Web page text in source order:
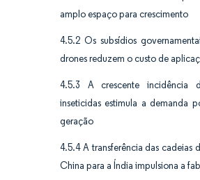
amplo espaço para crescimento
4.5.2 Os subsídios
drones reduzem o custo de
4.5.3 A crescente incidência
inseticidas estimula a demanda
geração
4.5.4 A transferência das cadeias
China para a Índia impulsiona a